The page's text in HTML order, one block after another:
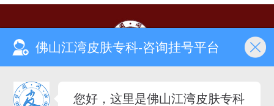
佛山江湾皮肤专科-咨询挂号平台
您好，这里是佛山江湾皮肤专科